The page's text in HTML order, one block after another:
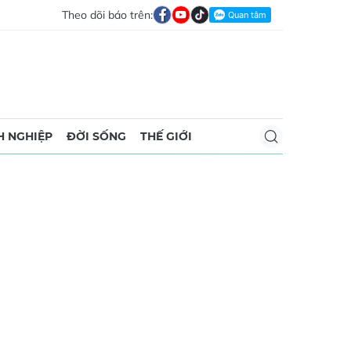
Theo dõi báo trên:
NGHIỆP ĐỜI SỐNG THẾ GIỚI